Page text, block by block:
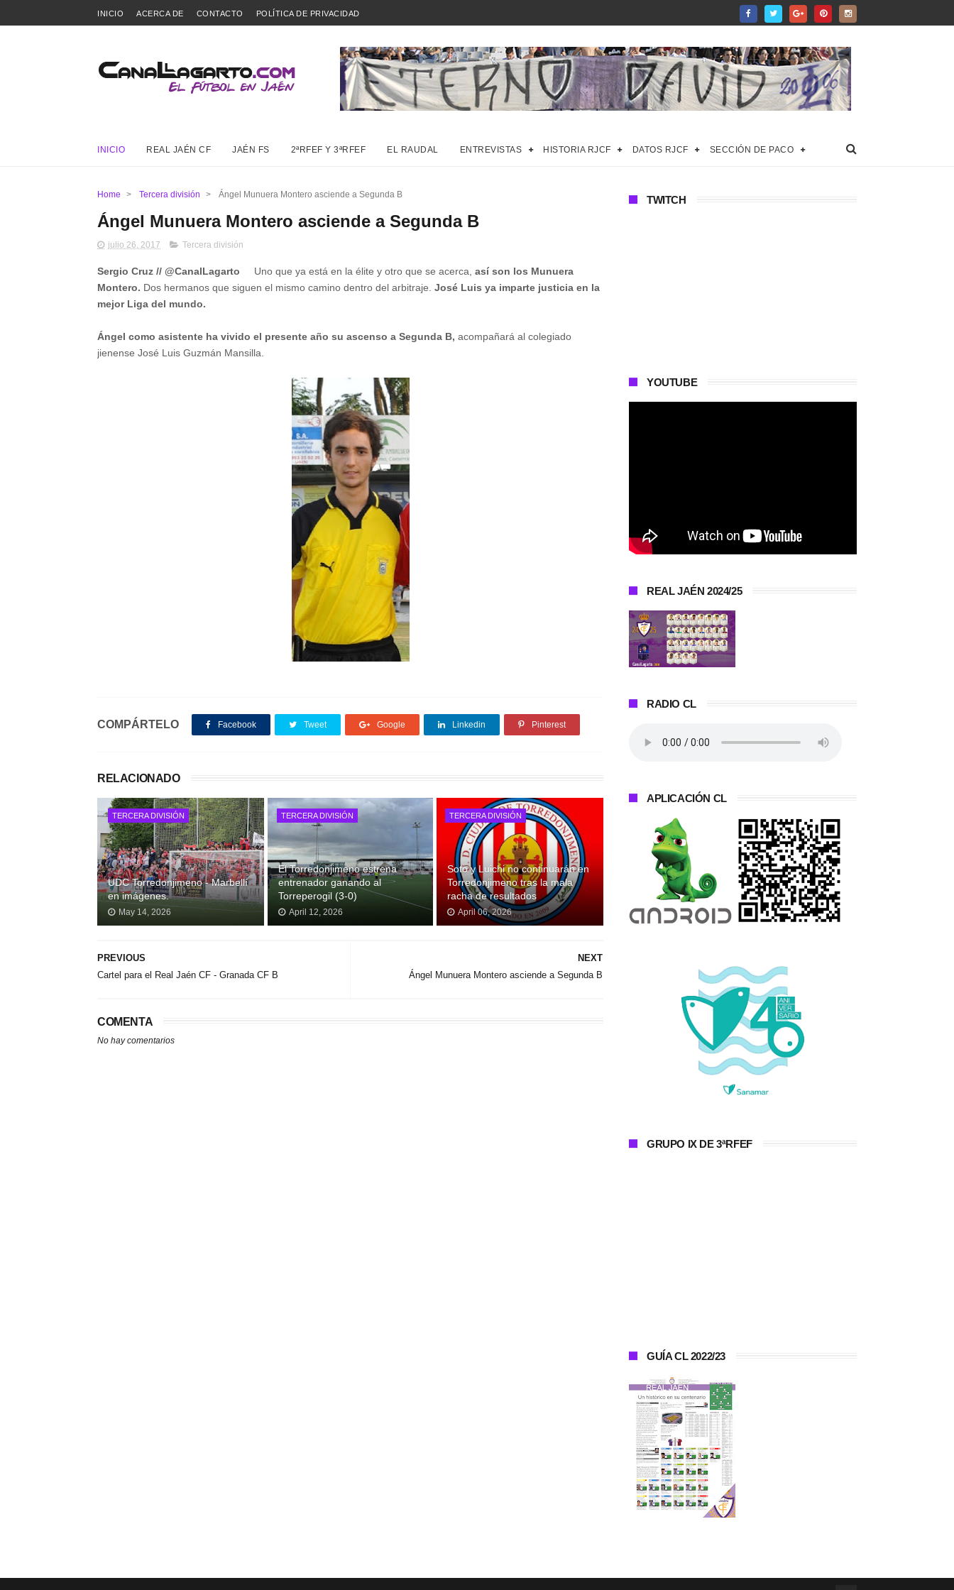
INICIO ACERCA DE CONTACTO POLÍTICA DE PRIVACIDAD
INICIO REAL JAÉN CF JAÉN FS 2ªRFEF Y 3ªRFEF EL RAUDAL ENTREVISTAS HISTORIA RJCF DATOS RJCF SECCIÓN DE PACO
Home > Tercera división > Ángel Munuera Montero asciende a Segunda B
Ángel Munuera Montero asciende a Segunda B
julio 26, 2017 Tercera división
Sergio Cruz // @CanalLagarto Uno que ya está en la élite y otro que se acerca, así son los Munuera
Montero. Dos hermanos que siguen el mismo camino dentro del arbitraje. José Luis ya imparte justicia en la
mejor Liga del mundo.
Ángel como asistente ha vivido el presente año su ascenso a Segunda B, acompañará al colegiado
jienense José Luis Guzmán Mansilla.
COMPÁRTELO Facebook Tweet Google Linkedin Pinterest
RELACIONADO
TERCERA DIVISIÓN
UDC Torredonjimeno - Marbellí
en imágenes.
May 14, 2026
TERCERA DIVISIÓN
El Torredonjimeno estrena
entrenador ganando al
Torreperogil (3-0)
April 12, 2026
TERCERA DIVISIÓN
Soto y Luichi no continuarán en
Torredonjimeno tras la mala
racha de resultados
April 06, 2026
NEXT
Ángel Munuera Montero asciende a Segunda B
PREVIOUS
Cartel para el Real Jaén CF - Granada CF B
COMENTA
No hay comentarios
TWITCH
YOUTUBE
REAL JAÉN 2024/25
RADIO CL
APLICACIÓN CL
GRUPO IX DE 3ªRFEF
GUÍA CL 2022/23